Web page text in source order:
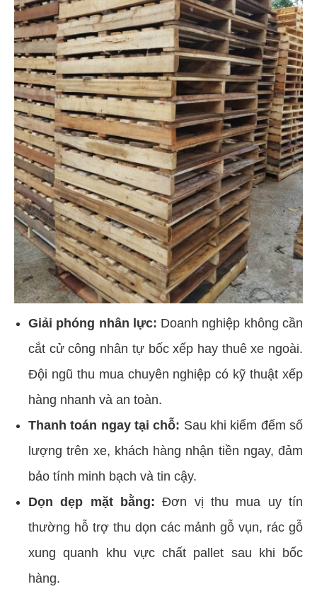
Giải phóng nhân lực: Doanh nghiệp không cần
cắt cử công nhân tự bốc xếp hay thuê xe ngoài.
Đội ngũ thu mua chuyên nghiệp có kỹ thuật xếp
hàng nhanh và an toàn.
Thanh toán ngay tại chỗ: Sau khi kiểm đếm số
lượng trên xe, khách hàng nhận tiền ngay, đảm
bảo tính minh bạch và tin cậy.
Dọn dẹp mặt bằng: Đơn vị thu mua uy tín
thường hỗ trợ thu dọn các mảnh gỗ vụn, rác gỗ
xung quanh khu vực chất pallet sau khi bốc
hàng.